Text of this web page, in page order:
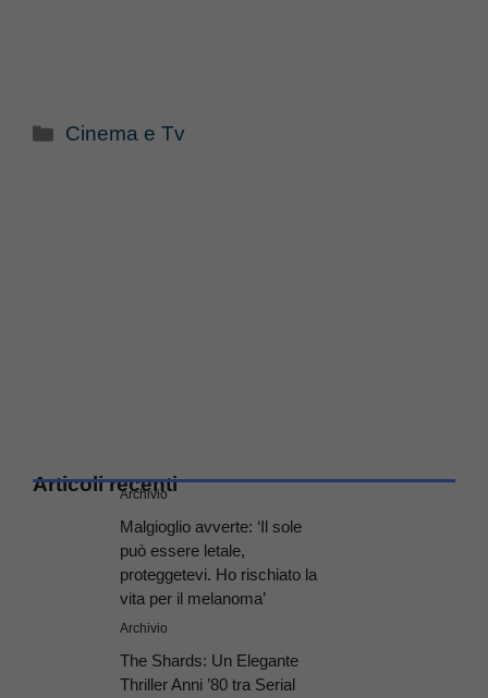
Categorie
Cinema e Tv
Articoli recenti
Archivio
Malgioglio avverte: ‘Il sole
può essere letale,
proteggetevi. Ho rischiato la
vita per il melanoma’
Archivio
The Shards: Un Elegante
Thriller Anni ’80 tra Serial